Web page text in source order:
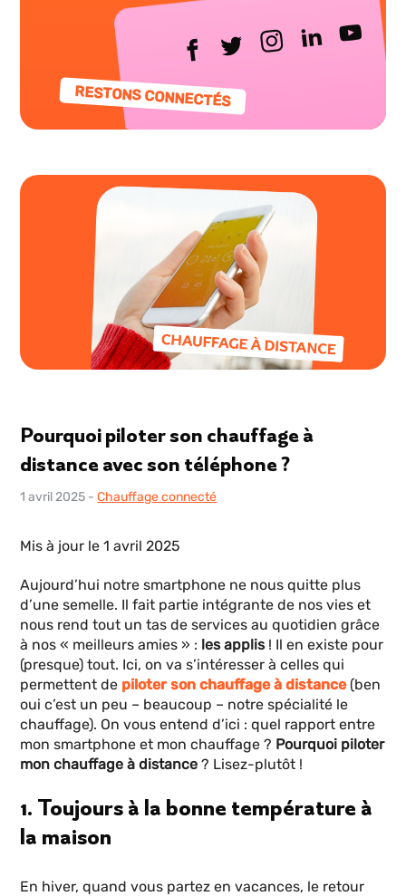
RESTONS CONNECTÉS
Pourquoi piloter son chauffage à
distance avec son téléphone ?
1 avril 2025 -Chauffage connecté
Mis à jour le 1 avril 2025
Aujourd’hui notre smartphone ne nous quitte plus
d’une semelle. Il fait partie intégrante de nos vies et
nous rend tout un tas de services au quotidien grâce
à nos « meilleurs amies » : les applis ! Il en existe pour
(presque) tout. Ici, on va s’intéresser à celles qui
permettent de piloter son chauffage à distance(ben
oui c’est un peu – beaucoup – notre spécialité le
chauffage). On vous entend d’ici : quel rapport entre
mon smartphone et mon chauffage ? Pourquoi piloter
mon chauffage à distance ? Lisez-plutôt !
1. Toujours à la bonne température à
la maison
En hiver, quand vous partez en vacances, le retour